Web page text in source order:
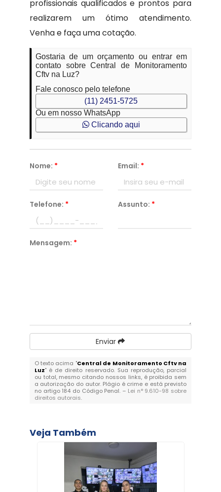
profissionais qualificados e prontos para
realizarem um ótimo atendimento.
Venha e faça uma cotação.
Gostaria de um orçamento ou entrar em
contato sobre Central de Monitoramento
Cftv na Luz?
Fale conosco pelo telefone
(11) 2451-5725
Ou em nosso WhatsApp
Clicando aqui
Nome: * Email: *
Telefone: * Assunto: *
Mensagem: *
Enviar
O texto acima "Central de Monitoramento Cftv na
Luz" é de direito reservado. Sua reprodução, parcial
ou total, mesmo citando nossos links, é proibida sem
a autorização do autor. Plágio é crime e está previsto
no artigo 184 do Código Penal. – Lei n° 9.610-98 sobre
direitos autorais.
Veja Também